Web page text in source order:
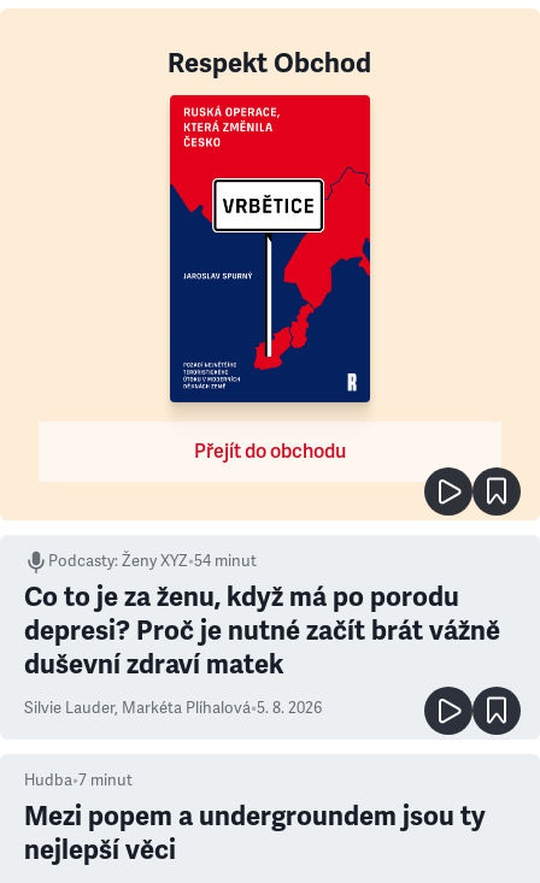
Respekt Obchod
Přejít do obchodu
Podcasty:Ženy XYZ•54 minut
Co to je za ženu, když má po porodu
depresi? Proč je nutné začít brát vážně
duševní zdraví matek
Silvie Lauder, Markéta Plíhalová•5. 8. 2026
Hudba•7 minut
Mezi popem a undergroundem jsou ty
nejlepší věci